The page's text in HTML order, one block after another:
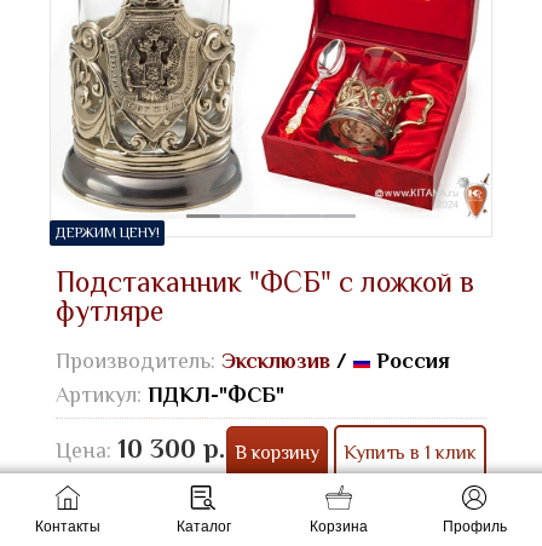
ДЕРЖИМ ЦЕНУ!
Подстаканник "ФСБ" с ложкой в
футляре
Производитель: Эксклюзив /
Россия
Артикул: ПДКЛ-"ФСБ"
Цена: 10 300 р. В корзину Купить в 1 клик
Описание
подстаканник :
латунь, точное литьё
Контакты Каталог Корзина Профиль